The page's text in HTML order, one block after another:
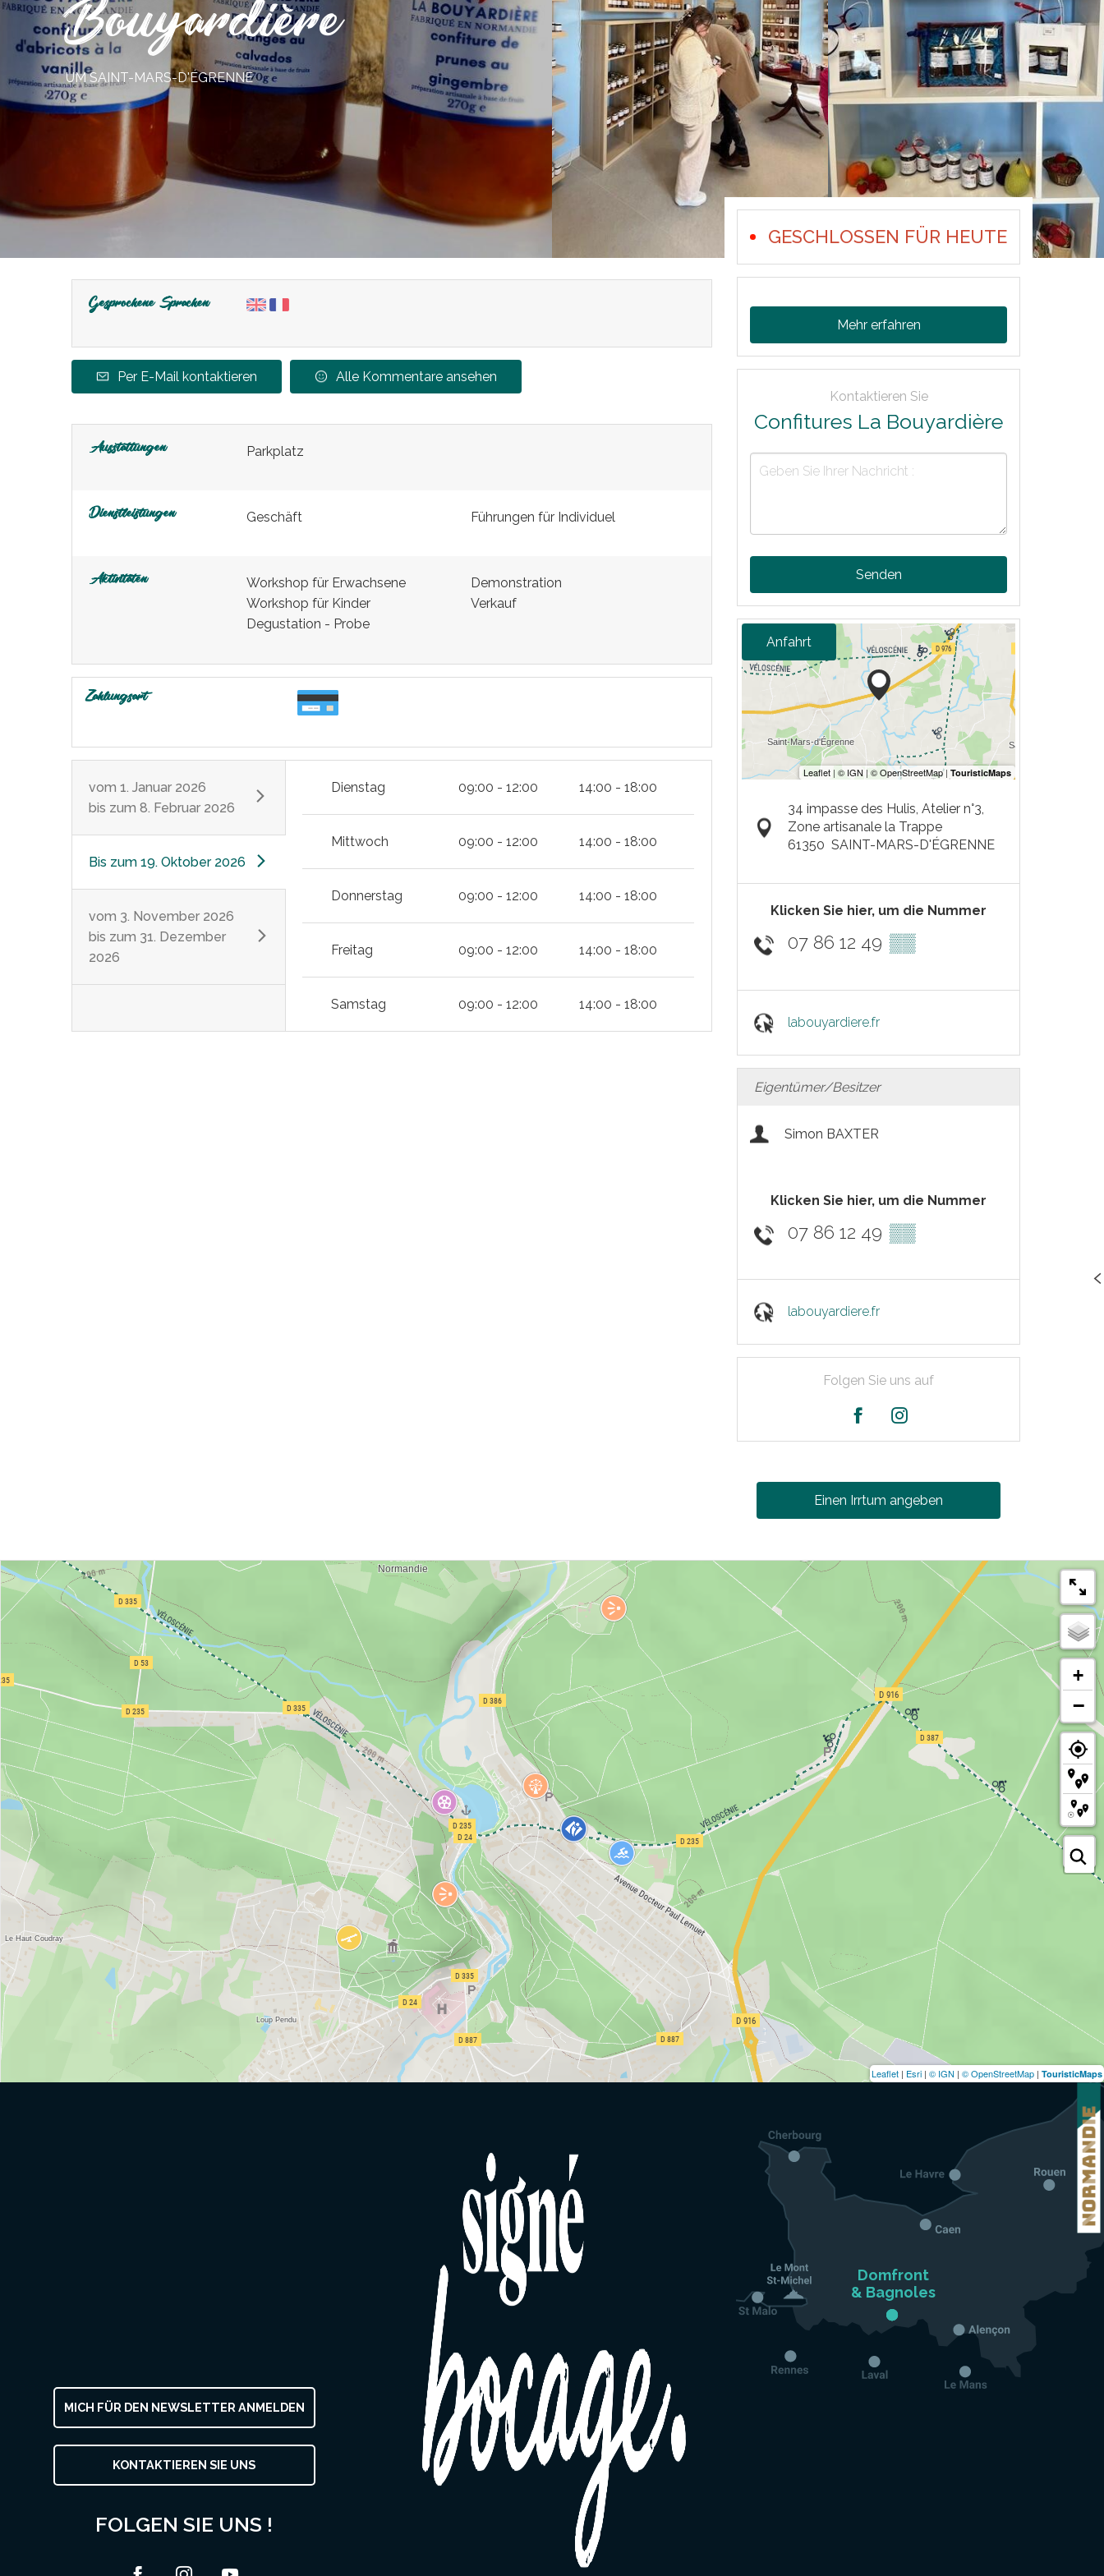
Bouyardière
UM SAINT-MARS-D'ÉGRENNE
Gesprochene Sprachen
Per E-Mail kontaktieren Alle Kommentare ansehen
Ausstattungen Parkplatz
Dienstleistungen Geschäft Führungen für Individuel
Aktivitäten
Workshop für Erwachsene
Workshop für Kinder
Degustation - Probe
Demonstration
Verkauf
Zahlungsart
vom 1. Januar 2026
bis zum 8. Februar 2026
Bis zum 19. Oktober 2026
vom 3. November 2026
bis zum 31. Dezember
2026
Dienstag 09:00 - 12:00 14:00 - 18:00
Mittwoch 09:00 - 12:00 14:00 - 18:00
Donnerstag 09:00 - 12:00 14:00 - 18:00
Freitag 09:00 - 12:00 14:00 - 18:00
Samstag 09:00 - 12:00 14:00 - 18:00
GESCHLOSSEN FÜR HEUTE
Mehr erfahren
Kontaktieren Sie
Confitures La Bouyardière
Senden
Anfahrt
34 impasse des Hulis, Atelier n°3,
Zone artisanale la Trappe
61350 SAINT-MARS-D'ÉGRENNE
Klicken Sie hier, um die Nummer
07 86 12 49 ▒▒
labouyardiere.fr
Eigentümer/Besitzer
Simon BAXTER
Klicken Sie hier, um die Nummer
07 86 12 49 ▒▒
labouyardiere.fr
Folgen Sie uns auf
Einen Irrtum angeben
+
−
Leaflet | Esri | © IGN | © OpenStreetMap | TouristicMaps
MICH FÜR DEN NEWSLETTER ANMELDEN
KONTAKTIEREN SIE UNS
FOLGEN SIE UNS !
Domfront
& Bagnoles